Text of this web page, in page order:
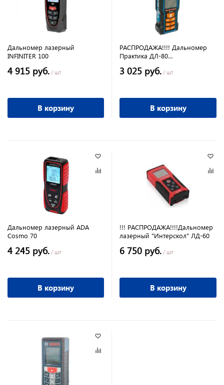
Дальномер лазерный
INFINITER 100
4 915 руб. / шт
В корзину
РАСПРОДАЖА!!!! Дальномер
Практика ДЛ-80
80м,точность 1,5мм 779394
3 025 руб. / шт
В корзину
Дальномер лазерный ADA
Cosmo 70
4 245 руб. / шт
В корзину
!!! РАСПРОДАЖА!!!!Дальномер
лазерный "Интерскол" ЛД-60
6 750 руб. / шт
В корзину